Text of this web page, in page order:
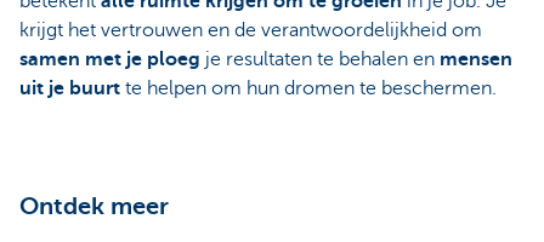
krijgt het vertrouwen en de verantwoordelijkheid om
samen met je ploeg je resultaten te behalen en mensen
uit je buurt te helpen om hun dromen te beschermen.
Ontdek meer